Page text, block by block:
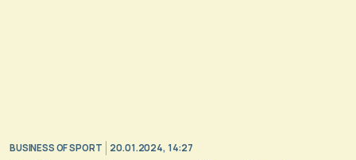
BUSINESS OF SPORT 20.01.2024, 14:27